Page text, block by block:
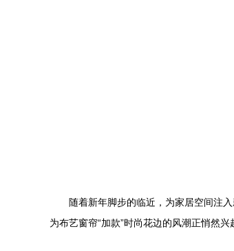
随着新年脚步的临近，为家居空间注
为布艺窗帘“加款”时尚花边的风潮正悄然